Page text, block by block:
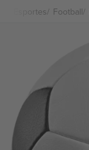
Esportes Football